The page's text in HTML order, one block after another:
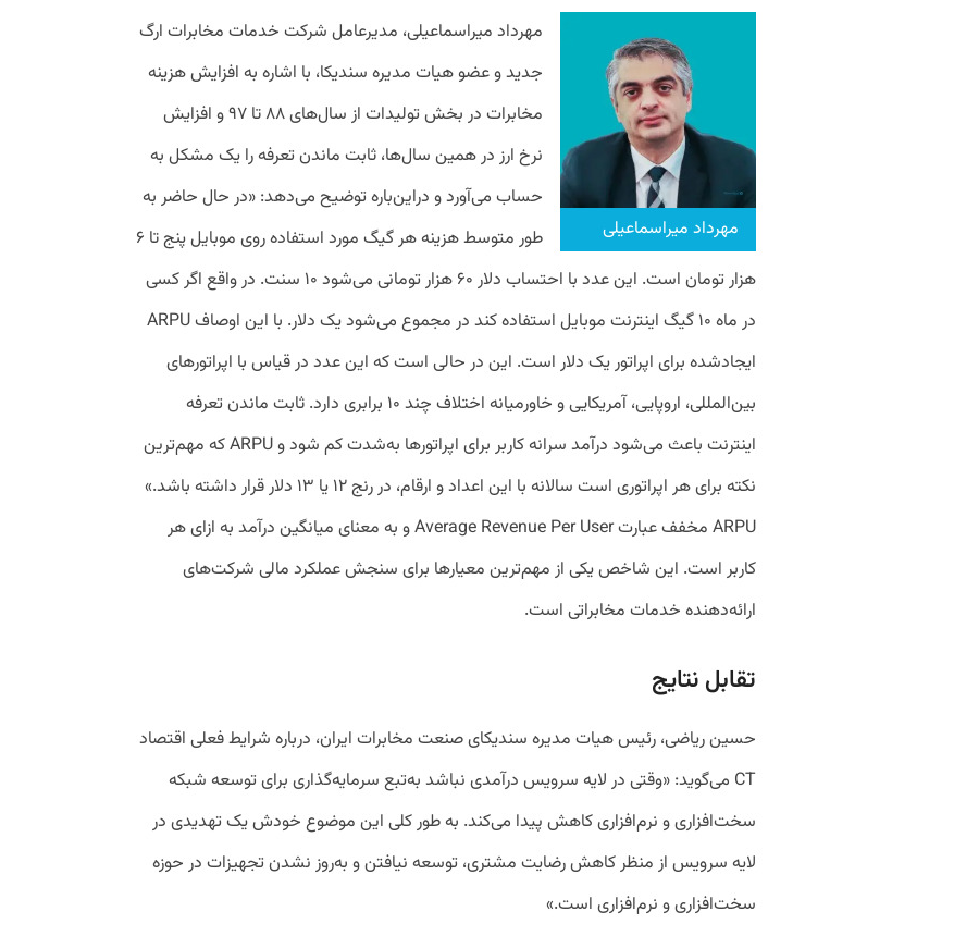
مهرداد میراسماعیلی
مهرداد میراسماعیلی، مدیرعامل شرکت خدمات مخابرات ارگ
جدید و عضو هیات مدیره سندیکا، با اشاره به افزایش هزینه
مخابرات در بخش تولیدات از سال‌های ۸۸ تا ۹۷ و افزایش
نرخ ارز در همین سال‌ها، ثابت ماندن تعرفه را یک مشکل به
حساب می‌آورد و دراین‌باره توضیح می‌دهد: «در حال حاضر به‌
طور متوسط هزینه هر گیگ مورد استفاده روی موبایل پنج تا ۶
هزار تومان است. این عدد با احتساب دلار ۶۰ هزار تومانی می‌شود ۱۰ سنت. در واقع اگر کسی
در ماه ۱۰ گیگ اینترنت موبایل استفاده کند در مجموع می‌شود یک دلار. با این اوصاف ARPU
ایجادشده برای اپراتور یک دلار است. این در حالی است که این عدد در قیاس با اپراتورهای
بین‌المللی، اروپایی، آمریکایی و خاورمیانه اختلاف چند ۱۰ برابری دارد. ثابت ماندن تعرفه
اینترنت باعث می‌شود درآمد سرانه کاربر برای اپراتورها به‌شدت کم شود و ARPU که مهم‌ترین
نکته برای هر اپراتوری است سالانه با این اعداد و ارقام،‌ در رنج ۱۲ یا ۱۳ دلار قرار داشته باشد.»
ARPU مخفف عبارت Average Revenue Per User و به معنای میانگین درآمد به ازای هر
کاربر است. این شاخص یکی از مهم‌ترین معیارها برای سنجش عملکرد مالی شرکت‌های
ارائه‌دهنده خدمات مخابراتی است.
تقابل نتایج
حسین ریاضی، رئیس هیات مدیره سندیکای صنعت مخابرات ایران، درباره شرایط فعلی اقتصاد
CT می‌گوید: «وقتی در لایه سرویس درآمدی نباشد به‌تبع سرمایه‌گذاری برای توسعه شبکه
سخت‌افزاری و نرم‌افزاری کاهش پیدا می‌کند. به‌ طور کلی این موضوع خودش یک تهدیدی در
لایه سرویس از منظر کاهش رضایت مشتری، توسعه نیافتن و به‌روز نشدن تجهیزات در حوزه
سخت‌افزاری و نرم‌افزاری است.»